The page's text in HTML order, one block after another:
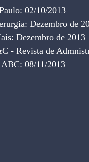
02/10/2013
: Dezembro de
Dezembro de 2013
- Revista de
08/11/2013